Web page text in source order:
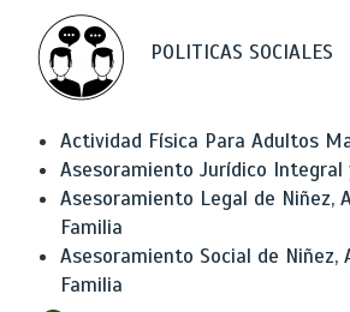
POLITICAS SOCIALES
Actividad Física Para Adultos
Asesoramiento Jurídico Integral
Asesoramiento Legal de Niñez,
Familia
Asesoramiento Social de Niñez,
Familia